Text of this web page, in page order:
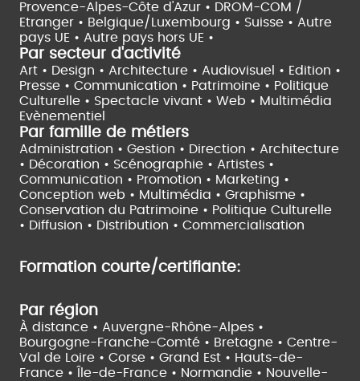
Provence-Alpes-Côte d'Azur • DROM-COM /
Etranger • Belgique/Luxembourg • Suisse • Autre
pays UE • Autre pays hors UE •
Par secteur d'activité
Art • Design • Architecture • Audiovisuel • Edition •
Presse • Communication • Patrimoine • Politique
Culturelle • Spectacle vivant • Web • Multimédia
Evènementiel
Par famille de métiers
Administration • Gestion • Direction • Architecture
• Décoration • Scénographie • Artistes •
Communication • Promotion • Marketing •
Conception web • Multimédia • Graphisme •
Conservation du Patrimoine • Politique Culturelle
• Diffusion • Distribution • Commercialisation
Formation courte/certifiante:
Par région
À distance • Auvergne-Rhône-Alpes •
Bourgogne-Franche-Comté • Bretagne • Centre-
Val de Loire • Corse • Grand Est • Hauts-de-
France •
Île-de-France • Normandie • Nouvelle-